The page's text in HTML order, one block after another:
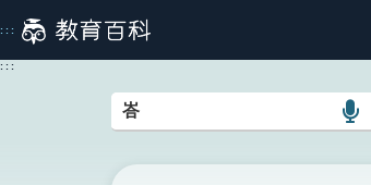
到
主
:::
:::
語
搜